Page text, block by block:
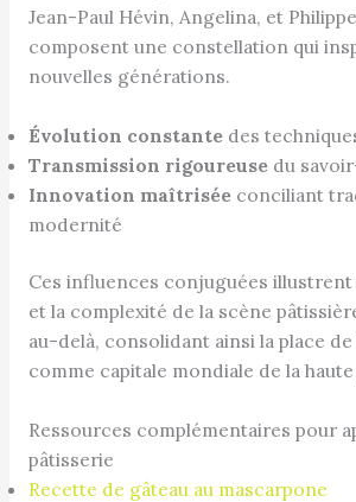
Jean-Paul Hévin, Angelina, et
composent une constellation qui
nouvelles générations.
Évolution constantedes
Transmission rigoureusedu
Innovation maîtriséeconciliant
modernité
Ces influences conjuguées
et la complexité de la scène
au-delà, consolidant ainsi la place de
comme capitale mondiale de la
Ressources complémentaires pour
pâtisserie
Recette de gâteau au mascarpone